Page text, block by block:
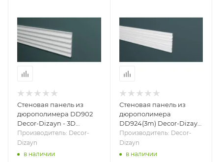
Стеновая панель из
дюрополимера DD902
Decor-Dizayn - 3D
панель
Производитель: Decor-
Dizayn
в наличии
Стеновая панель из
дюрополимера
DD924(3m) Decor-Dizayn
- 3D панель
Производитель: Decor-
Dizayn
в наличии